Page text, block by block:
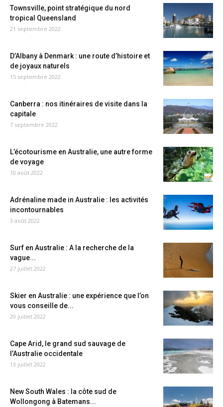
Townsville, point stratégique du nord
tropical Queensland
21 septembre 2022
D’Albany à Denmark : une route d’histoire et
de joyaux naturels
15 septembre 2022
Canberra : nos itinéraires de visite dans la
capitale
7 septembre 2022
L’écotourisme en Australie, une autre forme
de voyage
10 août 2022
Adrénaline made in Australie : les activités
incontournables
3 août 2022
Surf en Australie : A la recherche de la
vague...
27 juillet 2022
Skier en Australie : une expérience que l’on
vous conseille de...
20 juillet 2022
Cape Arid, le grand sud sauvage de
l’Australie occidentale
13 juillet 2022
New South Wales : la côte sud de
Wollongong à Batemans...